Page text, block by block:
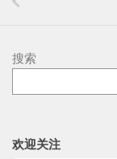
搜索
欢迎关注